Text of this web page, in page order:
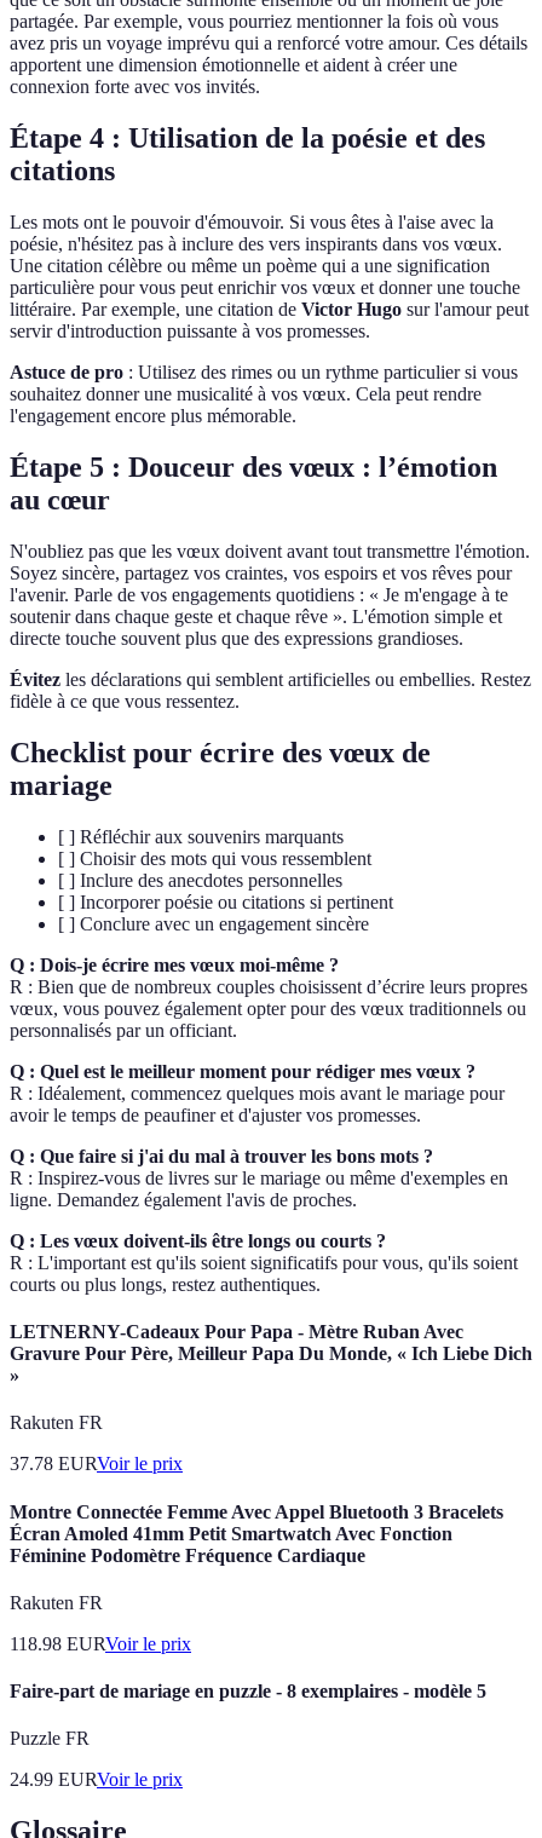
partagée. Par exemple, vous pourriez mentionner la fois où vous
avez pris un voyage imprévu qui a renforcé votre amour. Ces détails
apportent une dimension émotionnelle et aident à créer une
connexion forte avec vos invités.
Étape 4 : Utilisation de la poésie et des
citations
Les mots ont le pouvoir d'émouvoir. Si vous êtes à l'aise avec la
poésie, n'hésitez pas à inclure des vers inspirants dans vos vœux.
Une citation célèbre ou même un poème qui a une signification
particulière pour vous peut enrichir vos vœux et donner une touche
littéraire. Par exemple, une citation de Victor Hugo sur l'amour peut
servir d'introduction puissante à vos promesses.
Astuce de pro : Utilisez des rimes ou un rythme particulier si vous
souhaitez donner une musicalité à vos vœux. Cela peut rendre
l'engagement encore plus mémorable.
Étape 5 : Douceur des vœux : l’émotion
au cœur
N'oubliez pas que les vœux doivent avant tout transmettre l'émotion.
Soyez sincère, partagez vos craintes, vos espoirs et vos rêves pour
l'avenir. Parle de vos engagements quotidiens : « Je m'engage à te
soutenir dans chaque geste et chaque rêve ». L'émotion simple et
directe touche souvent plus que des expressions grandioses.
Évitez les déclarations qui semblent artificielles ou embellies. Restez
fidèle à ce que vous ressentez.
Checklist pour écrire des vœux de
mariage
[ ] Réfléchir aux souvenirs marquants
[ ] Choisir des mots qui vous ressemblent
[ ] Inclure des anecdotes personnelles
[ ] Incorporer poésie ou citations si pertinent
[ ] Conclure avec un engagement sincère
Q : Dois-je écrire mes vœux moi-même ?
R : Bien que de nombreux couples choisissent d’écrire leurs propres
vœux, vous pouvez également opter pour des vœux traditionnels ou
personnalisés par un officiant.
Q : Quel est le meilleur moment pour rédiger mes vœux ?
R : Idéalement, commencez quelques mois avant le mariage pour
avoir le temps de peaufiner et d'ajuster vos promesses.
Q : Que faire si j'ai du mal à trouver les bons mots ?
R : Inspirez-vous de livres sur le mariage ou même d'exemples en
ligne. Demandez également l'avis de proches.
Q : Les vœux doivent-ils être longs ou courts ?
R : L'important est qu'ils soient significatifs pour vous, qu'ils soient
courts ou plus longs, restez authentiques.
LETNERNY-Cadeaux Pour Papa - Mètre Ruban Avec
Gravure Pour Père, Meilleur Papa Du Monde, « Ich Liebe Dich
»
Rakuten FR
37.78 EURVoir le prix
Montre Connectée Femme Avec Appel Bluetooth 3 Bracelets
Écran Amoled 41mm Petit Smartwatch Avec Fonction
Féminine Podomètre Fréquence Cardiaque
Rakuten FR
118.98 EURVoir le prix
Faire-part de mariage en puzzle - 8 exemplaires - modèle 5
Puzzle FR
24.99 EURVoir le prix
Glossaire